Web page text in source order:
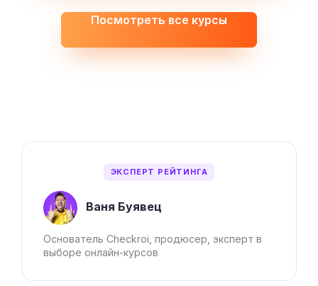
ЭКСПЕРТ РЕЙТИНГА
Ваня Буявец
Основатель Checkroi, продюсер, эксперт в
выборе онлайн-курсов
Посмотреть все курсы